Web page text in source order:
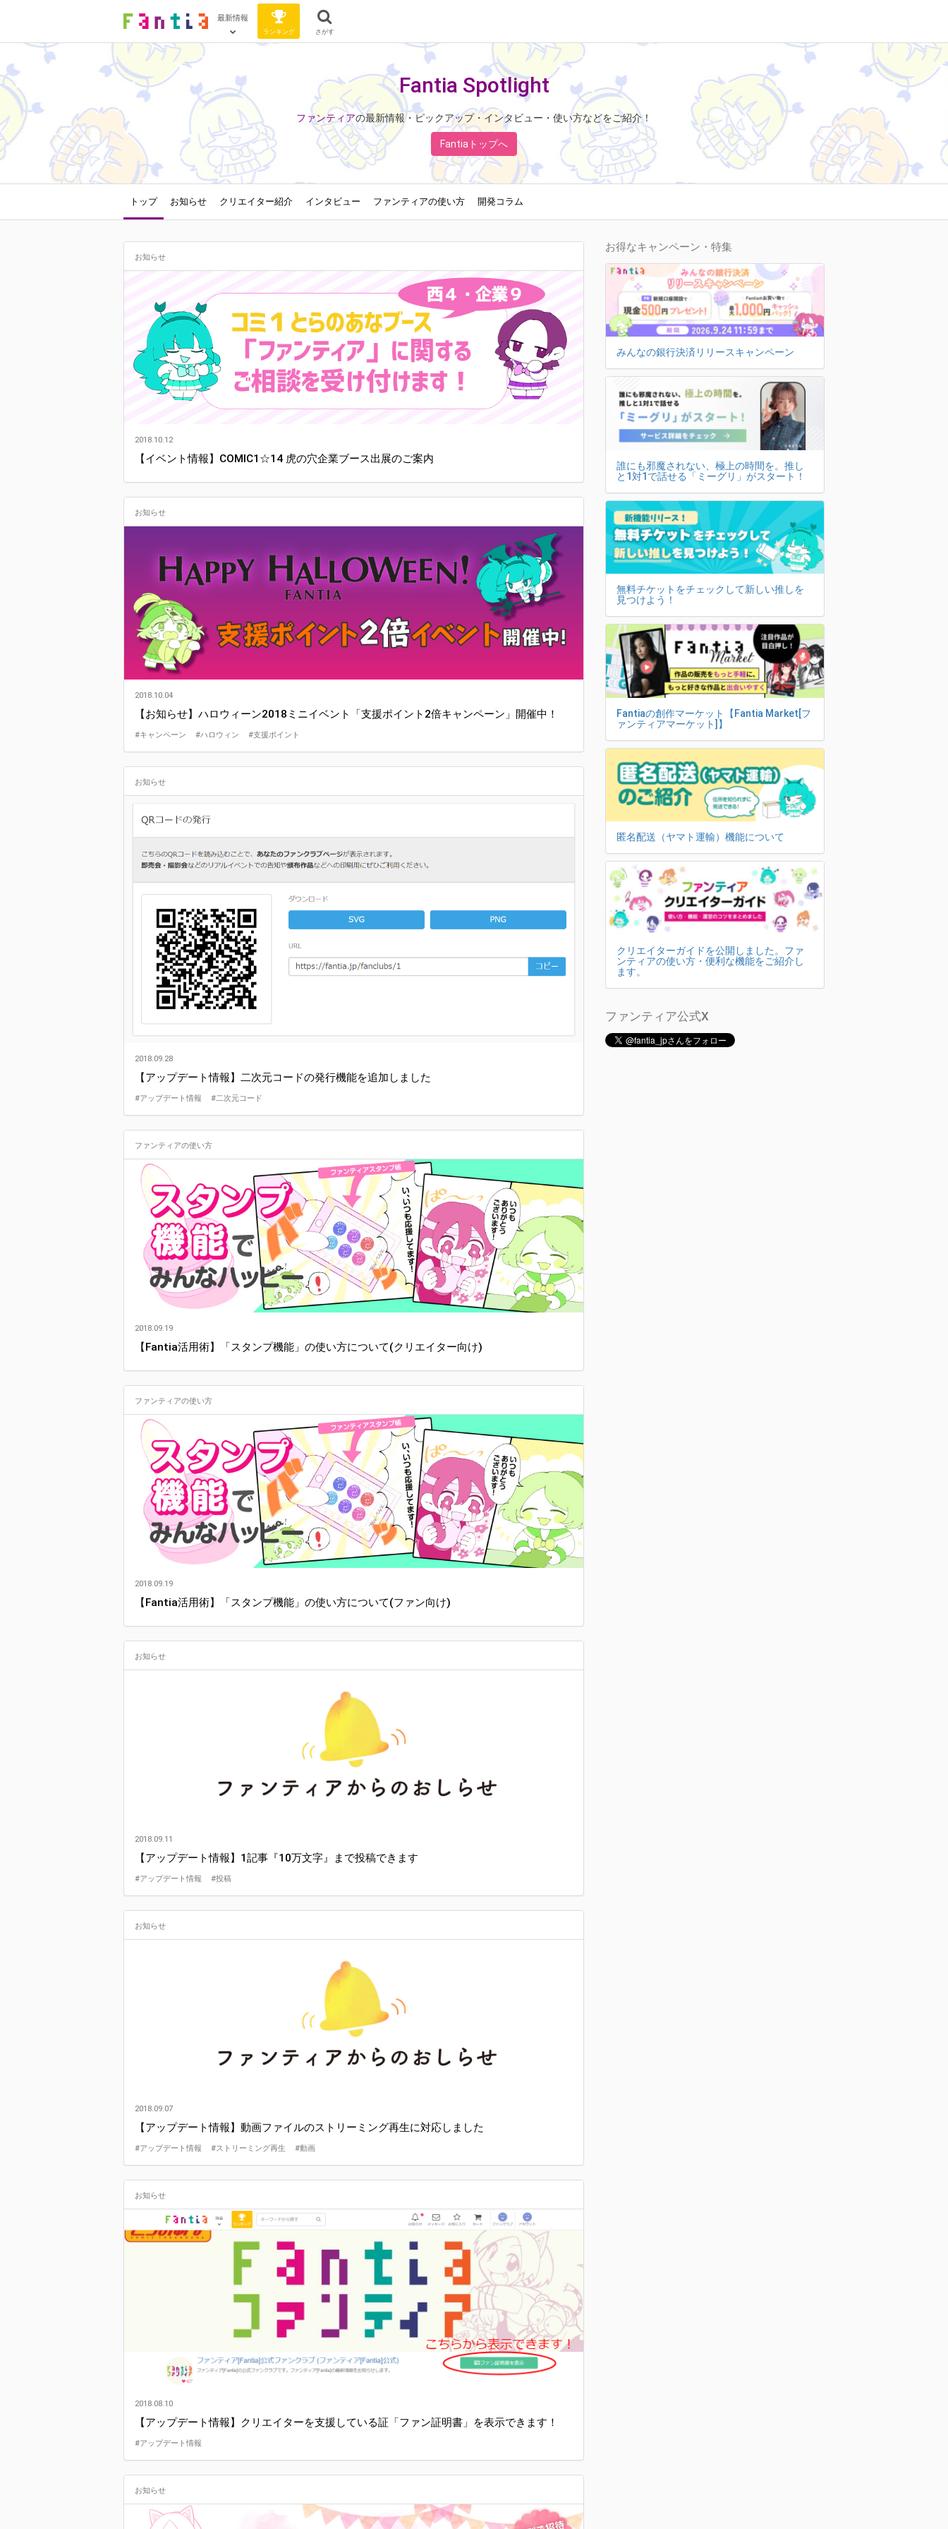
最新情報
ランキング さがす
Fantia Spotlight
ファンティアの最新情報・ピックアップ・インタビュー・使い方などをご紹介！
Fantiaトップへ
トップ お知らせ クリエイター紹介 インタビュー ファンティアの使い方 開発コラム
お知らせ
2018.10.12
【イベント情報】COMIC1☆14 虎の穴企業ブース出展のご案内
お知らせ
2018.10.04
【お知らせ】ハロウィーン2018ミニイベント「支援ポイント2倍キャンペーン」開催中！
#キャンペーン #ハロウィン #支援ポイント
お知らせ
2018.09.28
【アップデート情報】二次元コードの発行機能を追加しました
#アップデート情報 #二次元コード
ファンティアの使い方
2018.09.19
【Fantia活用術】「スタンプ機能」の使い方について(クリエイター向け)
ファンティアの使い方
2018.09.19
【Fantia活用術】「スタンプ機能」の使い方について(ファン向け)
お知らせ
2018.09.11
【アップデート情報】1記事『10万文字』まで投稿できます
#アップデート情報 #投稿
お知らせ
2018.09.07
【アップデート情報】動画ファイルのストリーミング再生に対応しました
#アップデート情報 #ストリーミング再生 #動画
お知らせ
2018.08.10
【アップデート情報】クリエイターを支援している証「ファン証明書」を表示できます！
#アップデート情報
お知らせ
お得なキャンペーン・特集
みんなの銀行決済リリースキャンペーン
誰にも邪魔されない、極上の時間を。推し
と1対1で話せる「ミーグリ」がスタート！
無料チケットをチェックして新しい推しを
見つけよう！
Fantiaの創作マーケット【Fantia Market[フ
ァンティアマーケット]】
匿名配送（ヤマト運輸）機能について
クリエイターガイドを公開しました。ファ
ンティアの使い方・便利な機能をご紹介し
ます。
ファンティア公式X